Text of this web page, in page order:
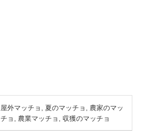
屋外マッチョ 夏のマッチョ
農家のマッ
チョ
農業マッチョ 収獲のマッチョ